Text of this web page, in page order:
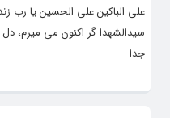
علی الباکین علی الحسین یا رب
سیدالشهدا گر اکنون می میرم،
جدا